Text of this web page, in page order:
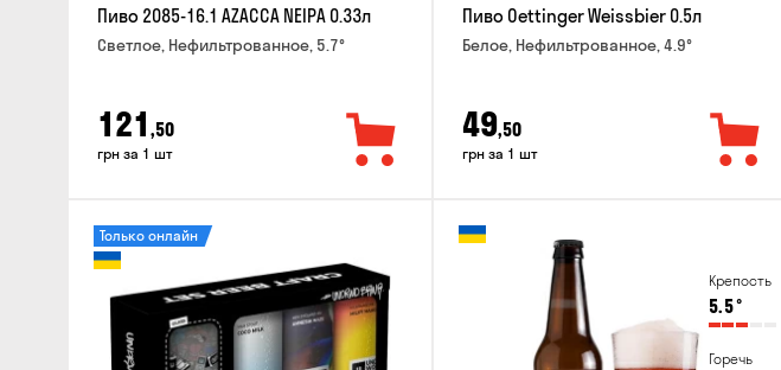
Пиво 2085-16.1 AZACCA NEIPA 0.33л
Светлое, Нефильтрованное, 5.7°
121 ,50
грн за 1 шт
Пиво Oettinger Weissbier 0.5л
Белое, Нефильтрованное, 4.9°
49,50
грн за 1 шт
Только онлайн
Крепость
5.5°
Горечь